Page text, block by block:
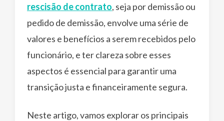
rescisão de contrato, seja por demissão ou
pedido de demissão, envolve uma série de
valores e benefícios a serem recebidos pelo
funcionário, e ter clareza sobre esses
aspectos é essencial para garantir uma
transição justa e financeiramente segura.
Neste artigo, vamos explorar os principais